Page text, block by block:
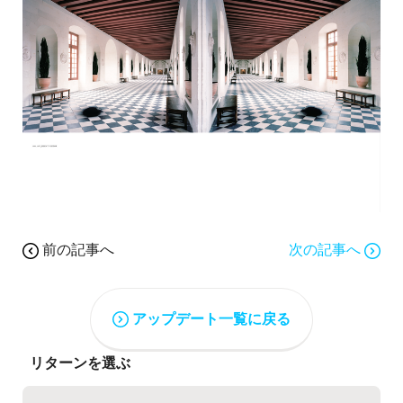
前の記事へ 次の記事へ
アップデート一覧に戻る
リターンを選ぶ